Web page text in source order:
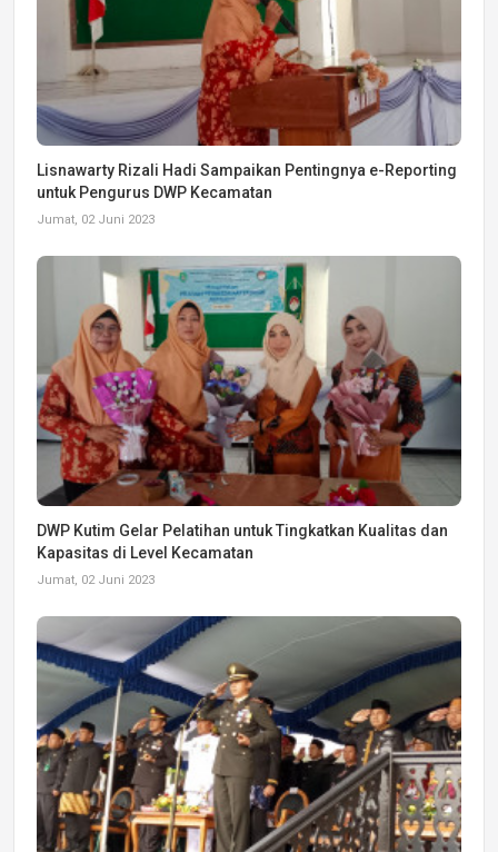
Lisnawarty Rizali Hadi Sampaikan Pentingnya e-Reporting
untuk Pengurus DWP Kecamatan
Jumat, 02 Juni 2023
DWP Kutim Gelar Pelatihan untuk Tingkatkan Kualitas dan
Kapasitas di Level Kecamatan
Jumat, 02 Juni 2023